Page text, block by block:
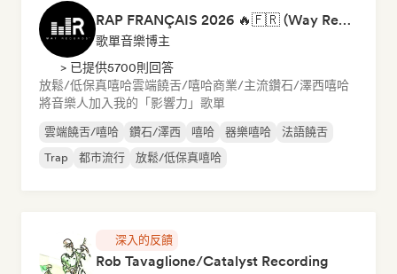
RAP FRANÇAIS 2026 🔥🇫🇷 (Way Records)
歌單音樂博主
> 已提供5700則回答
放鬆/低保真嘻哈雲端饒舌/嘻哈商業/主流鑽石/澤西嘻哈
將音樂人加入我的「影響力」歌單
雲端饒舌/嘻哈 鑽石/澤西 嘻哈 器樂嘻哈
法語饒舌
Trap
都市流行 放鬆/低保真嘻哈
深入的反饋
Rob Tavaglione/Catalyst Recording